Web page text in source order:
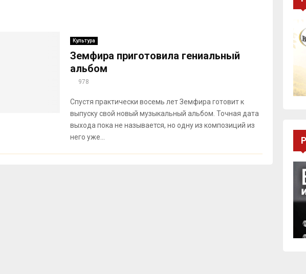
Культура
Земфира приготовила гениальный
альбом
978
Спустя практически восемь лет Земфира готовит к
выпуску свой новый музыкальный альбом. Точная дата
выхода пока не называется, но одну из композиций из
него уже...